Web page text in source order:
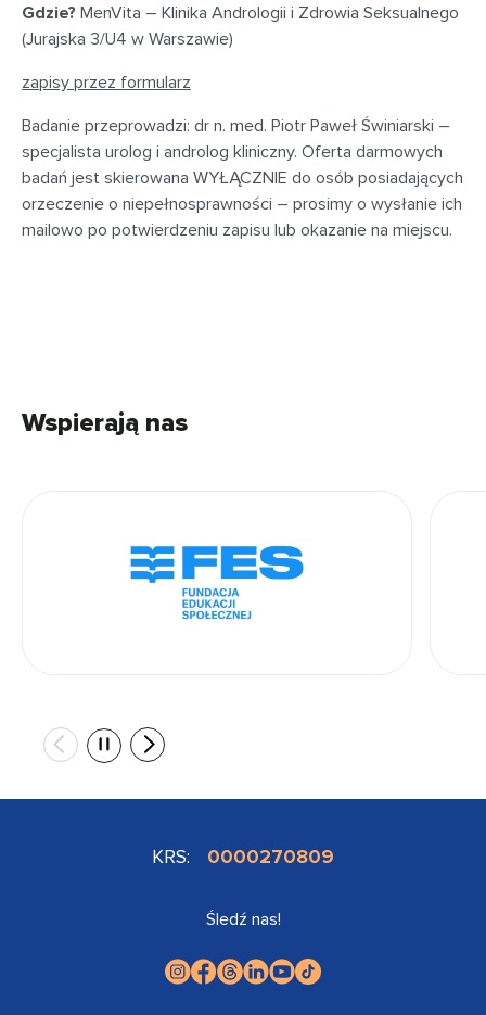
Gdzie? MenVita – Klinika Andrologii i Zdrowia Seksualnego
(Jurajska 3/U4 w Warszawie)
zapisy przez formularz
Badanie przeprowadzi: dr n. med. Piotr Paweł Świniarski –
specjalista urolog i androlog kliniczny. Oferta darmowych
badań jest skierowana WYŁĄCZNIE do osób posiadających
orzeczenie o niepełnosprawności – prosimy o wysłanie ich
mailowo po potwierdzeniu zapisu lub okazanie na miejscu.
Wspierają nas
KRS: 0000270809
Śledź nas!